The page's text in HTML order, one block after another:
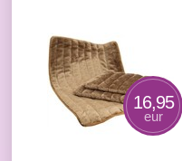
16,95
eur